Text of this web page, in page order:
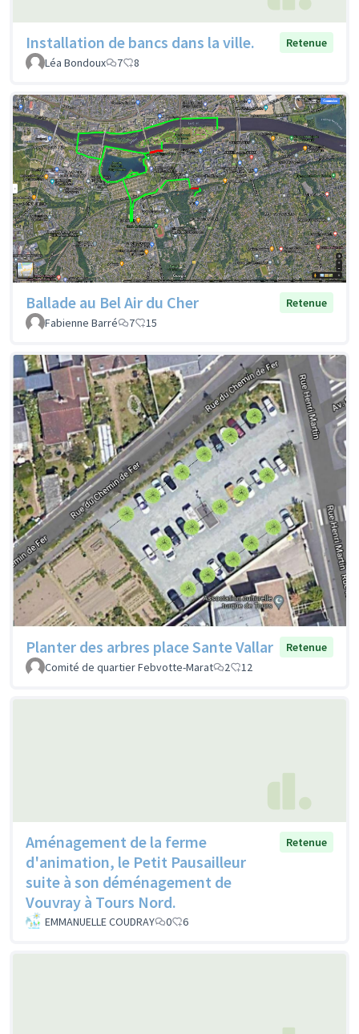
Installation de bancs dans la ville.
Retenue
Léa Bondoux
7 8
Ballade au Bel Air du Cher
Retenue
Fabienne Barré
7 15
Planter des arbres place Sante Vallar
Retenue
Comité de quartier Febvotte-Marat
2 12
Aménagement de la ferme
d'animation, le Petit Pausailleur
suite à son déménagement de
Vouvray à Tours Nord.
Retenue
EMMANUELLE COUDRAY 0 6